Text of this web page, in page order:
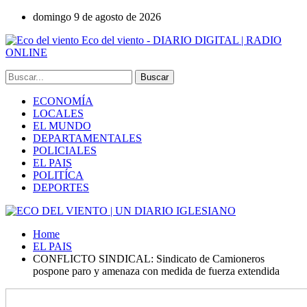
domingo 9 de agosto de 2026
Eco del viento - DIARIO DIGITAL | RADIO
ONLINE
ECONOMÍA
LOCALES
EL MUNDO
DEPARTAMENTALES
POLICIALES
EL PAIS
POLITÍCA
DEPORTES
Home
EL PAIS
CONFLICTO SINDICAL: Sindicato de Camioneros
pospone paro y amenaza con medida de fuerza extendida